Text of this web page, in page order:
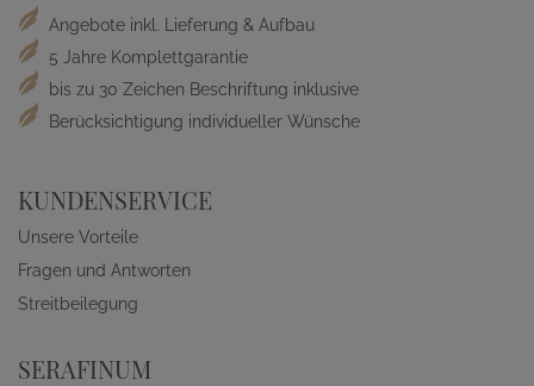
Angebote inkl. Lieferung & Aufbau
5 Jahre Komplettgarantie
bis zu 30 Zeichen Beschriftung inklusive
Berücksichtigung individueller Wünsche
KUNDENSERVICE
Unsere Vorteile
Fragen und Antworten
Streitbeilegung
SERAFINUM